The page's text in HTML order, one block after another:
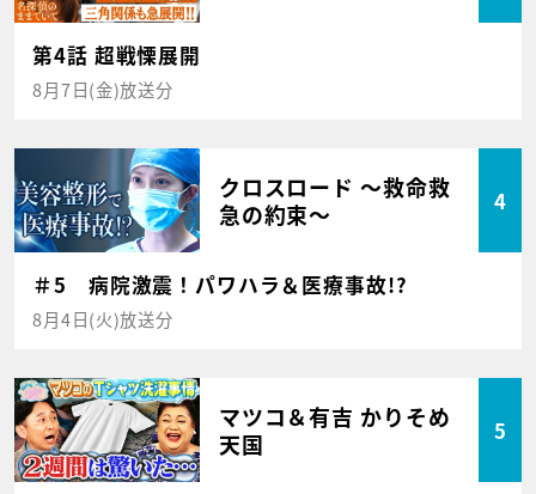
第4話 超戦慄展開
8月7日(金)放送分
クロスロード ～救命救
急の約束～
4
＃5 病院激震！パワハラ＆医療事故!?
8月4日(火)放送分
マツコ＆有吉 かりそめ
天国
5